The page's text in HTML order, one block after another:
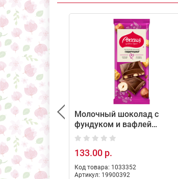
Молочный шоколад с
фундуком и вафлей
СУДАРУШКА, 75гр
133.00 р.
Код товара: 1033352
Артикул: 19900392